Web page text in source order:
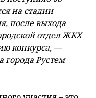
на стадии
после выхода
отдел ЖКХ
конкурса, —
города Рустем